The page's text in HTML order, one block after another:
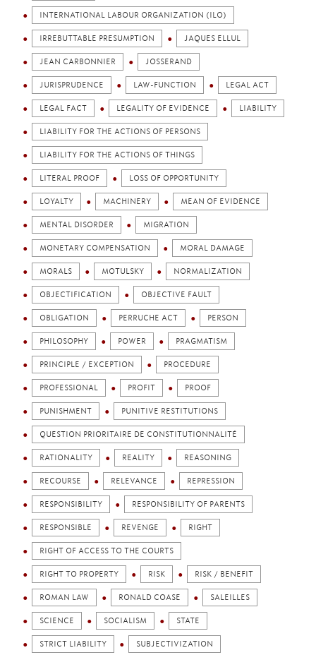
INTERNATIONAL LABOUR ORGANIZATION (ILO)
IRREBUTTABLE PRESUMPTION JAQUES ELLUL
JEAN CARBONNIER JOSSERAND
JURISPRUDENCE LAW-FUNCTION LEGAL ACT
LEGAL FACT LEGALITY OF EVIDENCE LIABILITY
LIABILITY FOR THE ACTIONS OF PERSONS
LIABILITY FOR THE ACTIONS OF THINGS
LITERAL PROOF LOSS OF OPPORTUNITY
LOYALTY MACHINERY MEAN OF EVIDENCE
MENTAL DISORDER MIGRATION
MONETARY COMPENSATION MORAL DAMAGE
MORALS MOTULSKY NORMALIZATION
OBJECTIFICATION OBJECTIVE FAULT
OBLIGATION PERRUCHE ACT PERSON
PHILOSOPHY POWER PRAGMATISM
PRINCIPLE / EXCEPTION PROCEDURE
PROFESSIONAL PROFIT PROOF
PUNISHMENT PUNITIVE RESTITUTIONS
QUESTION PRIORITAIRE DE CONSTITUTIONNALITÉ
RATIONALITY REALITY REASONING
RECOURSE RELEVANCE REPRESSION
RESPONSIBILITY RESPONSIBILITY OF PARENTS
RESPONSIBLE REVENGE RIGHT
RIGHT OF ACCESS TO THE COURTS
RIGHT TO PROPERTY RISK RISK / BENEFIT
ROMAN LAW RONALD COASE SALEILLES
SCIENCE SOCIALISM STATE
STRICT LIABILITY SUBJECTIVIZATION